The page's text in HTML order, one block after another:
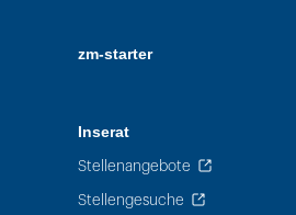
zm-starter
Inserat
Stellenangebote
Stellengesuche